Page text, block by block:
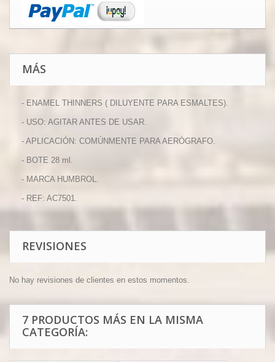
MÁS
- ENAMEL THINNERS ( DILUYENTE PARA ESMALTES).
- USO: AGITAR ANTES DE USAR.
- APLICACIÓN: COMÚNMENTE PARA AERÓGRAFO.
- BOTE 28 ml.
- MARCA HUMBROL.
- REF: AC7501.
REVISIONES
No hay revisiones de clientes en estos momentos.
7 PRODUCTOS MÁS EN LA MISMA
CATEGORÍA: